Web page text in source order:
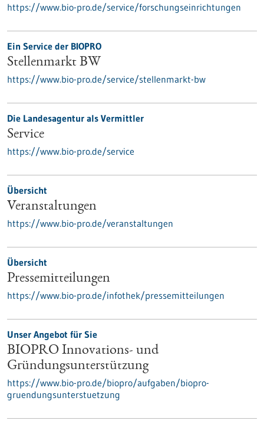
https://www.bio-pro.de/service/forschungseinrichtungen
Ein Service der BIOPRO
Stellenmarkt BW
https://www.bio-pro.de/service/stellenmarkt-bw
Die Landesagentur als Vermittler
Service
https://www.bio-pro.de/service
Übersicht
Veranstaltungen
https://www.bio-pro.de/veranstaltungen
Übersicht
Pressemitteilungen
https://www.bio-pro.de/infothek/pressemitteilungen
Unser Angebot für Sie
BIOPRO Innovations- und
Gründungsunterstützung
https://www.bio-pro.de/biopro/aufgaben/biopro-
gruendungsunterstuetzung